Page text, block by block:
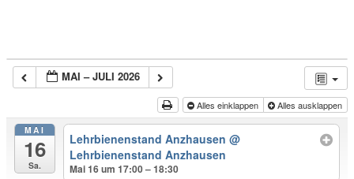
MAI – JULI 2026
Alles einklappen Alles ausklappen
MAI
16
Sa.
Lehrbienenstand Anzhausen@
Lehrbienenstand Anzhausen
Mai 16 um 17:00 – 18:30